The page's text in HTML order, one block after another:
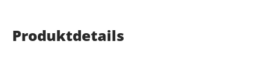
Produktdetails